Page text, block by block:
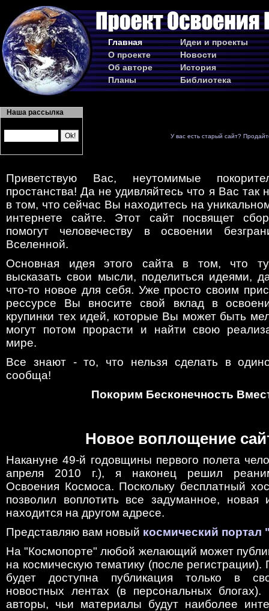
Главная
О проекте
Об авторе
Планы
Идеи и проекты
Новости
История
Библиотека
Наша рассылка
У вас есть старый сайт?
Приветствую Вас, неутомимые
простанства! Да не удивляйтесь что я Вас так
в том, что сейчас Вы находитесь на
интернете сайте. Этот сайт посвящет
помогут человечеству в освоении
Вселенной.
Основная идея этого сайта в том, что
высказать свои мысли, поделиться идеями,
что-то новое для себя. Уже просто своим
рессурсе Вы вносите свой вклад в
крупинки тех идей, которые Вы может быть
могут потом прорасти и найти свою
мире.
Все знают - то, что нельзя сделать в
сообща!
Покорим Бесконечность
Новое воплощение
Накануне 49-й годовщины первого полета
апреля 2010 г.), я наконец решил
Освоения Космоса. Поскольку бесплатный
позволил воплотить все задуманное, новая
находится на другом адресе.
Представляю вам новый космический портал
На "Космопорте" любой желающий может
на космическую тематику (после
будет доступна публикация только в
новостных лентах (в персональных
авторы, чьи материалы будут наиболее